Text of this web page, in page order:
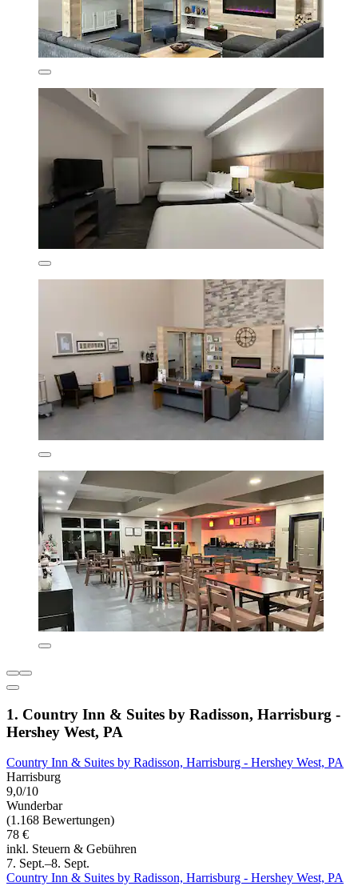
1. Country Inn & Suites by Radisson, Harrisburg -
Hershey West, PA
Country Inn & Suites by Radisson, Harrisburg - Hershey West, PA
Harrisburg
9,0/10
Wunderbar
(1.168 Bewertungen)
78 €
inkl. Steuern & Gebühren
7. Sept.–8. Sept.
Country Inn & Suites by Radisson, Harrisburg - Hershey West, PA